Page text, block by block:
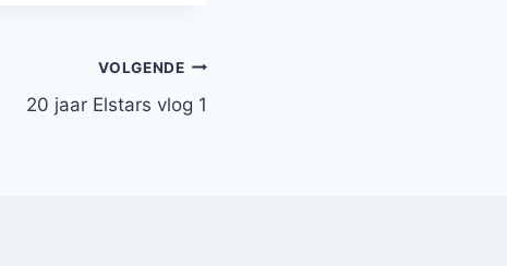
VOLGENDE
20 jaar Elstars vlog 1